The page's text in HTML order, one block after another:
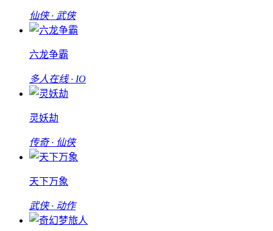
仙侠 · 武侠
六龙争霸
多人在线 · IO
灵妖劫
传奇 · 仙侠
天下万象
武侠 · 动作